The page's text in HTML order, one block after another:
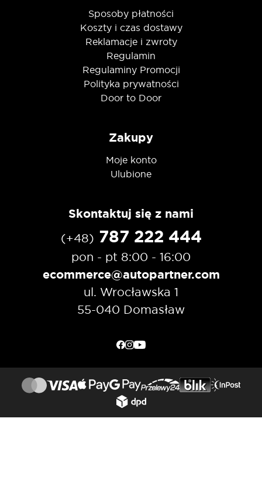
Sposoby płatności
Koszty i czas dostawy
Reklamacje i zwroty
Regulamin
Regulaminy Promocji
Polityka prywatności
Door to Door
Zakupy
Moje konto
Ulubione
Skontaktuj się z nami
(+48) 787 222 444
pon - pt 8:00 - 16:00
ecommerce@autopartner.com
ul. Wrocławska 1
55-040 Domasław